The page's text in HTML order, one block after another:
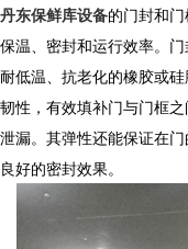
丹东保鲜库设备的门封和
保温、密封和运行效率。
耐低温、抗老化的橡胶或
韧性，有效填补门与门框
泄漏。其弹性还能保证在
良好的密封效果。